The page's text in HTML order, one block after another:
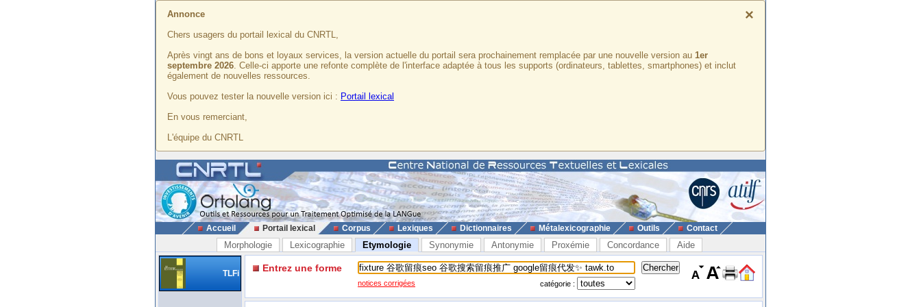
×
Annonce
Chers usagers du portail lexical du CNRTL,
Après vingt ans de bons et loyaux services, la version actuelle du portail sera prochainement remplacée par une nouvelle version au 1er
septembre 2026. Celle-ci apporte une refonte complète de l'interface adaptée à tous les supports (ordinateurs, tablettes, smartphones) et inclut
également de nouvelles ressources.
Vous pouvez tester la nouvelle version ici : Portail lexical
En vous remerciant,
L'équipe du CNRTL
Accueil Portail lexical Corpus Lexiques Dictionnaires Métalexicographie Outils Contact
Morphologie Lexicographie Etymologie Synonymie Antonymie Proxémie Concordance Aide
TLFi Entrez une forme
notices corrigées catégorie :